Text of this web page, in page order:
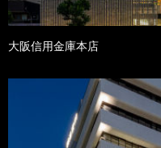
大阪信用金庫本店